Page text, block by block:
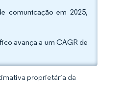
comunicação em 2025,
avança a um CAGR de
proprietária da